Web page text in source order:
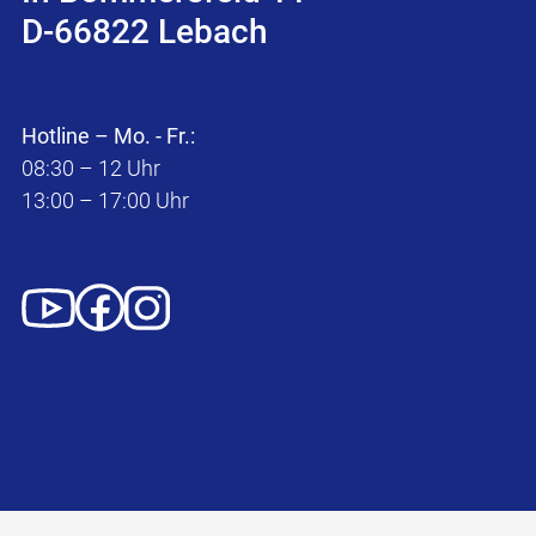
D-66822 Lebach
Hotline – Mo. - Fr.:
08:30 – 12 Uhr
13:00 – 17:00 Uhr